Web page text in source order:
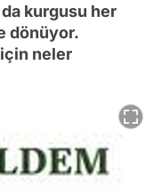
da kurgusu her
dönüyor.
neler